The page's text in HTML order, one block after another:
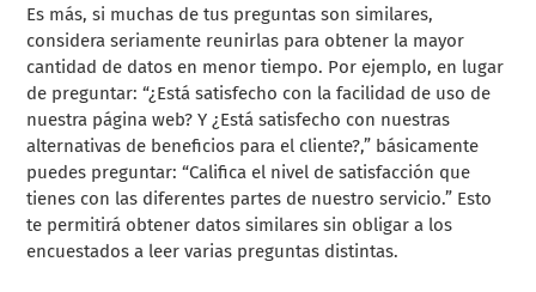
Es más, si muchas de tus preguntas son similares,
considera seriamente reunirlas para obtener la mayor
cantidad de datos en menor tiempo. Por ejemplo, en lugar
de preguntar: “¿Está satisfecho con la facilidad de uso de
nuestra página web? Y ¿Está satisfecho con nuestras
alternativas de beneficios para el cliente?,” básicamente
puedes preguntar: “Califica el nivel de satisfacción que
tienes con las diferentes partes de nuestro servicio.” Esto
te permitirá obtener datos similares sin obligar a los
encuestados a leer varias preguntas distintas.